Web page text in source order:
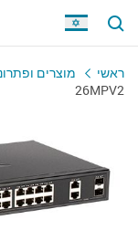
ראשי מוצרים
26MPV2